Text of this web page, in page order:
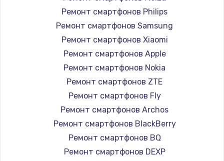
950 руб.
Заказать
Замена жесткого диска
1000 руб.
Заказать
Чистка от пыли
1330 руб.
Заказать
Ремонт смартфонов Philips
Ремонт смартфонов Samsung
Ремонт смартфонов Xiaomi
Ремонт смартфонов Apple
Ремонт смартфонов Nokia
Ремонт смартфонов ZTE
Ремонт смартфонов Fly
Ремонт смартфонов Archos
Ремонт смартфонов BlackBerry
Ремонт смартфонов BQ
Ремонт смартфонов DEXP